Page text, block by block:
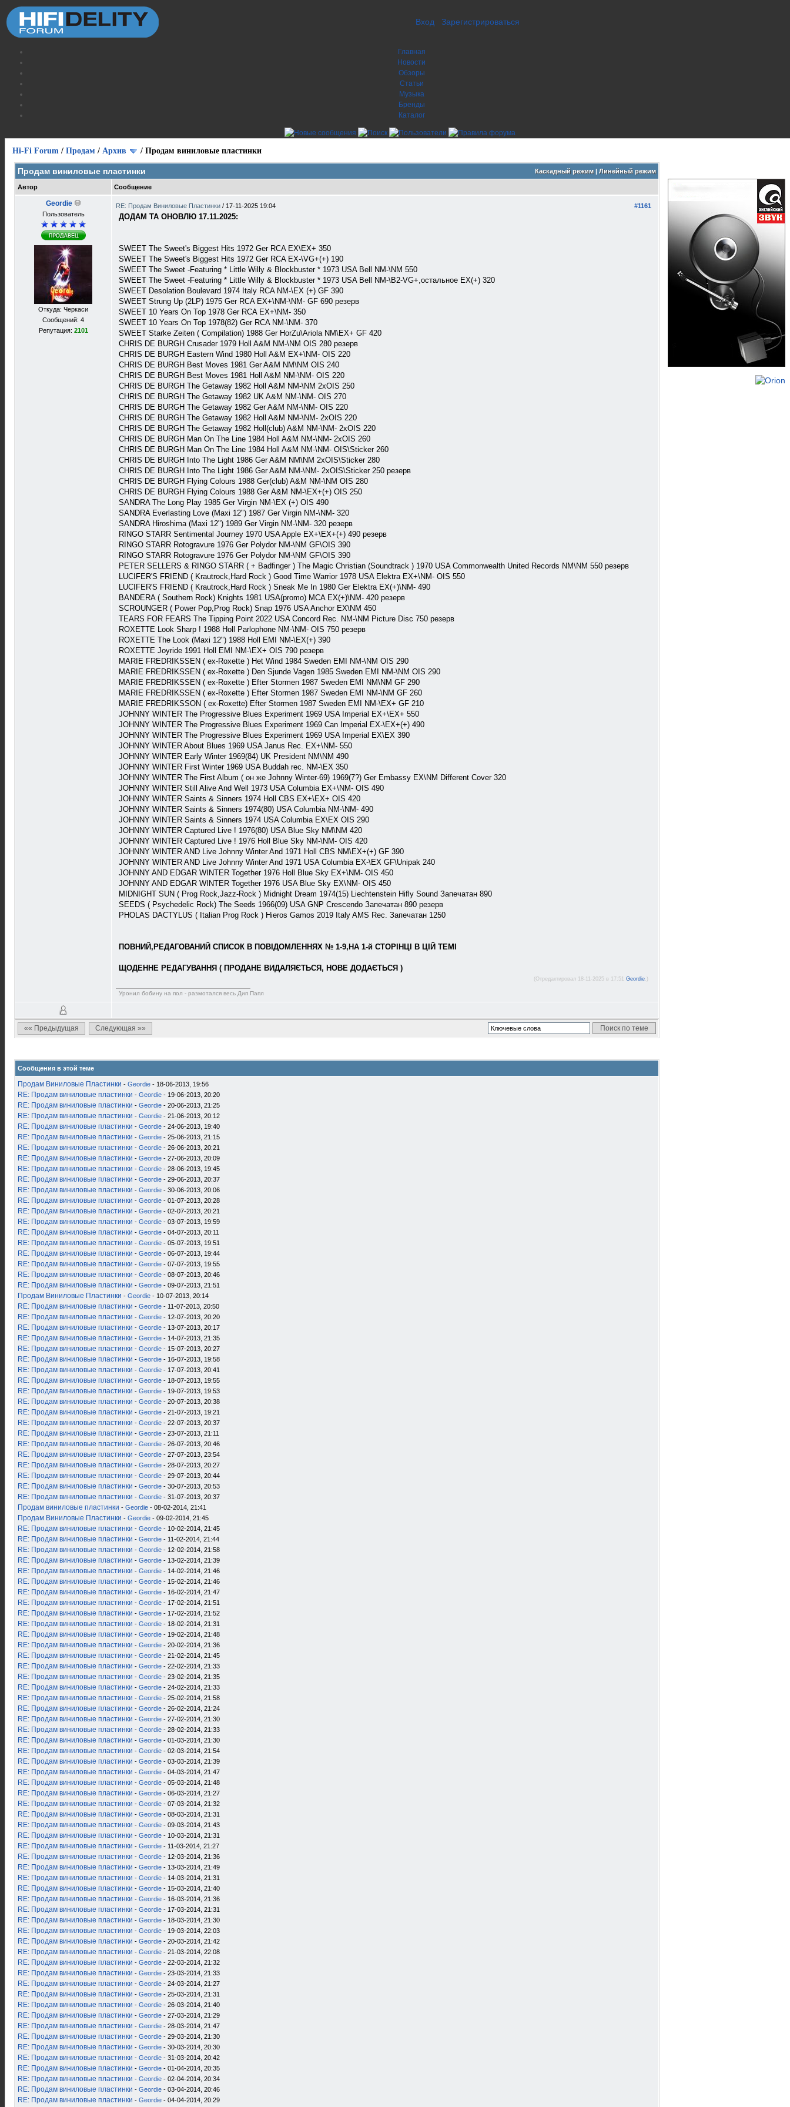
Вход Зарегистрироваться
Главная
Новости
Обзоры
Статьи
Музыка
Бренды
Каталог
Hi-Fi Forum / Продам / Архив / Продам виниловые пластинки
Каскадный режим| Линейный режим
Продам виниловые пластинки
Автор Сообщение
Geordie
Пользователь
Откуда: Черкаси
Сообщений: 4
Репутация: 2101
#1161
RE: Продам Виниловые Пластинки / 17-11-2025 19:04
ДОДАМ ТА ОНОВЛЮ 17.11.2025:
SWEET The Sweet's Biggest Hits 1972 Ger RCA EX\EX+ 350
SWEET The Sweet's Biggest Hits 1972 Ger RCA EX-\VG+(+) 190
SWEET The Sweet -Featuring * Little Willy & Blockbuster * 1973 USA Bell NM-\NM 550
SWEET The Sweet -Featuring * Little Willy & Blockbuster * 1973 USA Bell NM-\B2-VG+,остальное EX(+) 320
SWEET Desolation Boulevard 1974 Italy RCA NM-\EX (+) GF 390
SWEET Strung Up (2LP) 1975 Ger RCA EX+\NM-\NM- GF 690 резерв
SWEET 10 Years On Top 1978 Ger RCA EX+\NM- 350
SWEET 10 Years On Top 1978(82) Ger RCA NM-\NM- 370
SWEET Starke Zeiten ( Compilation) 1988 Ger HorZu\Ariola NM\EX+ GF 420
CHRIS DE BURGH Crusader 1979 Holl A&M NM-\NM OIS 280 резерв
CHRIS DE BURGH Eastern Wind 1980 Holl A&M EX+\NM- OIS 220
CHRIS DE BURGH Best Moves 1981 Ger A&M NM\NM OIS 240
CHRIS DE BURGH Best Moves 1981 Holl A&M NM-\NM- OIS 220
CHRIS DE BURGH The Getaway 1982 Holl A&M NM-\NM 2xOIS 250
CHRIS DE BURGH The Getaway 1982 UK A&M NM-\NM- OIS 270
CHRIS DE BURGH The Getaway 1982 Ger A&M NM-\NM- OIS 220
CHRIS DE BURGH The Getaway 1982 Holl A&M NM-\NM- 2xOIS 220
CHRIS DE BURGH The Getaway 1982 Holl(club) A&M NM-\NM- 2xOIS 220
CHRIS DE BURGH Man On The Line 1984 Holl A&M NM-\NM- 2xOIS 260
CHRIS DE BURGH Man On The Line 1984 Holl A&M NM-\NM- OIS\Sticker 260
CHRIS DE BURGH Into The Light 1986 Ger A&M NM\NM 2xOIS\Sticker 280
CHRIS DE BURGH Into The Light 1986 Ger A&M NM-\NM- 2xOIS\Sticker 250 резерв
CHRIS DE BURGH Flying Colours 1988 Ger(club) A&M NM-\NM OIS 280
CHRIS DE BURGH Flying Colours 1988 Ger A&M NM-\EX+(+) OIS 250
SANDRA The Long Play 1985 Ger Virgin NM-\EX (+) OIS 490
SANDRA Everlasting Love (Maxi 12") 1987 Ger Virgin NM-\NM- 320
SANDRA Hiroshima (Maxi 12") 1989 Ger Virgin NM-\NM- 320 резерв
RINGO STARR Sentimental Journey 1970 USA Apple EX+\EX+(+) 490 резерв
RINGO STARR Rotogravure 1976 Ger Polydor NM-\NM GF\OIS 390
RINGO STARR Rotogravure 1976 Ger Polydor NM-\NM GF\OIS 390
PETER SELLERS & RINGO STARR ( + Badfinger ) The Magic Christian (Soundtrack ) 1970 USA Commonwealth United Records NM\NM 550 резерв
LUCIFER'S FRIEND ( Krautrock,Hard Rock ) Good Time Warrior 1978 USA Elektra EX+\NM- OIS 550
LUCIFER'S FRIEND ( Krautrock,Hard Rock ) Sneak Me In 1980 Ger Elektra EX(+)\NM- 490
BANDERA ( Southern Rock) Knights 1981 USA(promo) MCA EX(+)\NM- 420 резерв
SCROUNGER ( Power Pop,Prog Rock) Snap 1976 USA Anchor EX\NM 450
TEARS FOR FEARS The Tipping Point 2022 USA Concord Rec. NM-\NM Picture Disc 750 резерв
ROXETTE Look Sharp ! 1988 Holl Parlophone NM-\NM- OIS 750 резерв
ROXETTE The Look (Maxi 12") 1988 Holl EMI NM-\EX(+) 390
ROXETTE Joyride 1991 Holl EMI NM-\EX+ OIS 790 резерв
MARIE FREDRIKSSEN ( ex-Roxette ) Het Wind 1984 Sweden EMI NM-\NM OIS 290
MARIE FREDRIKSSEN ( ex-Roxette ) Den Sjunde Vagen 1985 Sweden EMI NM-\NM OIS 290
MARIE FREDRIKSSEN ( ex-Roxette ) Efter Stormen 1987 Sweden EMI NM\NM GF 290
MARIE FREDRIKSSEN ( ex-Roxette ) Efter Stormen 1987 Sweden EMI NM-\NM GF 260
MARIE FREDRIKSSON ( ex-Roxette) Efter Stormen 1987 Sweden EMI NM-\EX+ GF 210
JOHNNY WINTER The Progressive Blues Experiment 1969 USA Imperial EX+\EX+ 550
JOHNNY WINTER The Progressive Blues Experiment 1969 Can Imperial EX-\EX+(+) 490
JOHNNY WINTER The Progressive Blues Experiment 1969 USA Imperial EX\EX 390
JOHNNY WINTER About Blues 1969 USA Janus Rec. EX+\NM- 550
JOHNNY WINTER Early Winter 1969(84) UK President NM\NM 490
JOHNNY WINTER First Winter 1969 USA Buddah rec. NM-\EX 350
JOHNNY WINTER The First Album ( он же Johnny Winter-69) 1969(7?) Ger Embassy EX\NM Different Cover 320
JOHNNY WINTER Still Alive And Well 1973 USA Columbia EX+\NM- OIS 490
JOHNNY WINTER Saints & Sinners 1974 Holl CBS EX+\EX+ OIS 420
JOHNNY WINTER Saints & Sinners 1974(80) USA Columbia NM-\NM- 490
JOHNNY WINTER Saints & Sinners 1974 USA Columbia EX\EX OIS 290
JOHNNY WINTER Captured Live ! 1976(80) USA Blue Sky NM\NM 420
JOHNNY WINTER Captured Live ! 1976 Holl Blue Sky NM-\NM- OIS 420
JOHNNY WINTER AND Live Johnny Winter And 1971 Holl CBS NM\EX+(+) GF 390
JOHNNY WINTER AND Live Johnny Winter And 1971 USA Columbia EX-\EX GF\Unipak 240
JOHNNY AND EDGAR WINTER Together 1976 Holl Blue Sky EX+\NM- OIS 450
JOHNNY AND EDGAR WINTER Together 1976 USA Blue Sky EX\NM- OIS 450
MIDNIGHT SUN ( Prog Rock,Jazz-Rock ) Midnight Dream 1974(15) Liechtenstein Hifly Sound Запечатан 890
SEEDS ( Psychedelic Rock) The Seeds 1966(09) USA GNP Crescendo Запечатан 890 резерв
PHOLAS DACTYLUS ( Italian Prog Rock ) Hieros Gamos 2019 Italy AMS Rec. Запечатан 1250
ПОВНИЙ,РЕДАГОВАНИЙ СПИСОК В ПОВІДОМЛЕННЯХ № 1-9,НА 1-й СТОРІНЦІ В ЦІЙ ТЕМІ
ЩОДЕННЕ РЕДАГУВАННЯ ( ПРОДАНЕ ВИДАЛЯЄТЬСЯ, НОВЕ ДОДАЄТЬСЯ )
(Отредактировал 18-11-2025 в 17:51 Geordie.)
Уронил бобину на пол - размотался весь Дип Папл
«« Предыдущая Следующая »»
Сообщения в этой теме
Продам Виниловые Пластинки - Geordie - 18-06-2013, 19:56
RE: Продам виниловые пластинки - Geordie - 19-06-2013, 20:20
RE: Продам виниловые пластинки - Geordie - 20-06-2013, 21:25
RE: Продам виниловые пластинки - Geordie - 21-06-2013, 20:12
RE: Продам виниловые пластинки - Geordie - 24-06-2013, 19:40
RE: Продам виниловые пластинки - Geordie - 25-06-2013, 21:15
RE: Продам виниловые пластинки - Geordie - 26-06-2013, 20:21
RE: Продам виниловые пластинки - Geordie - 27-06-2013, 20:09
RE: Продам виниловые пластинки - Geordie - 28-06-2013, 19:45
RE: Продам виниловые пластинки - Geordie - 29-06-2013, 20:37
RE: Продам виниловые пластинки - Geordie - 30-06-2013, 20:06
RE: Продам виниловые пластинки - Geordie - 01-07-2013, 20:28
RE: Продам виниловые пластинки - Geordie - 02-07-2013, 20:21
RE: Продам виниловые пластинки - Geordie - 03-07-2013, 19:59
RE: Продам виниловые пластинки - Geordie - 04-07-2013, 20:11
RE: Продам виниловые пластинки - Geordie - 05-07-2013, 19:51
RE: Продам виниловые пластинки - Geordie - 06-07-2013, 19:44
RE: Продам виниловые пластинки - Geordie - 07-07-2013, 19:55
RE: Продам виниловые пластинки - Geordie - 08-07-2013, 20:46
RE: Продам виниловые пластинки - Geordie - 09-07-2013, 21:51
Продам Виниловые Пластинки - Geordie - 10-07-2013, 20:14
RE: Продам виниловые пластинки - Geordie - 11-07-2013, 20:50
RE: Продам виниловые пластинки - Geordie - 12-07-2013, 20:20
RE: Продам виниловые пластинки - Geordie - 13-07-2013, 20:17
RE: Продам виниловые пластинки - Geordie - 14-07-2013, 21:35
RE: Продам виниловые пластинки - Geordie - 15-07-2013, 20:27
RE: Продам виниловые пластинки - Geordie - 16-07-2013, 19:58
RE: Продам виниловые пластинки - Geordie - 17-07-2013, 20:41
RE: Продам виниловые пластинки - Geordie - 18-07-2013, 19:55
RE: Продам виниловые пластинки - Geordie - 19-07-2013, 19:53
RE: Продам виниловые пластинки - Geordie - 20-07-2013, 20:38
RE: Продам виниловые пластинки - Geordie - 21-07-2013, 19:21
RE: Продам виниловые пластинки - Geordie - 22-07-2013, 20:37
RE: Продам виниловые пластинки - Geordie - 23-07-2013, 21:11
RE: Продам виниловые пластинки - Geordie - 26-07-2013, 20:46
RE: Продам виниловые пластинки - Geordie - 27-07-2013, 23:54
RE: Продам виниловые пластинки - Geordie - 28-07-2013, 20:27
RE: Продам виниловые пластинки - Geordie - 29-07-2013, 20:44
RE: Продам виниловые пластинки - Geordie - 30-07-2013, 20:53
RE: Продам виниловые пластинки - Geordie - 31-07-2013, 20:37
Продам виниловые пластинки - Geordie - 08-02-2014, 21:41
Продам Виниловые Пластинки - Geordie - 09-02-2014, 21:45
RE: Продам виниловые пластинки - Geordie - 10-02-2014, 21:45
RE: Продам виниловые пластинки - Geordie - 11-02-2014, 21:44
RE: Продам виниловые пластинки - Geordie - 12-02-2014, 21:58
RE: Продам виниловые пластинки - Geordie - 13-02-2014, 21:39
RE: Продам виниловые пластинки - Geordie - 14-02-2014, 21:46
RE: Продам виниловые пластинки - Geordie - 15-02-2014, 21:46
RE: Продам виниловые пластинки - Geordie - 16-02-2014, 21:47
RE: Продам виниловые пластинки - Geordie - 17-02-2014, 21:51
RE: Продам виниловые пластинки - Geordie - 17-02-2014, 21:52
RE: Продам виниловые пластинки - Geordie - 18-02-2014, 21:31
RE: Продам виниловые пластинки - Geordie - 19-02-2014, 21:48
RE: Продам виниловые пластинки - Geordie - 20-02-2014, 21:36
RE: Продам виниловые пластинки - Geordie - 21-02-2014, 21:45
RE: Продам виниловые пластинки - Geordie - 22-02-2014, 21:33
RE: Продам виниловые пластинки - Geordie - 23-02-2014, 21:35
RE: Продам виниловые пластинки - Geordie - 24-02-2014, 21:33
RE: Продам виниловые пластинки - Geordie - 25-02-2014, 21:58
RE: Продам виниловые пластинки - Geordie - 26-02-2014, 21:24
RE: Продам виниловые пластинки - Geordie - 27-02-2014, 21:30
RE: Продам виниловые пластинки - Geordie - 28-02-2014, 21:33
RE: Продам виниловые пластинки - Geordie - 01-03-2014, 21:30
RE: Продам виниловые пластинки - Geordie - 02-03-2014, 21:54
RE: Продам виниловые пластинки - Geordie - 03-03-2014, 21:39
RE: Продам виниловые пластинки - Geordie - 04-03-2014, 21:47
RE: Продам виниловые пластинки - Geordie - 05-03-2014, 21:48
RE: Продам виниловые пластинки - Geordie - 06-03-2014, 21:27
RE: Продам виниловые пластинки - Geordie - 07-03-2014, 21:32
RE: Продам виниловые пластинки - Geordie - 08-03-2014, 21:31
RE: Продам виниловые пластинки - Geordie - 09-03-2014, 21:43
RE: Продам виниловые пластинки - Geordie - 10-03-2014, 21:31
RE: Продам виниловые пластинки - Geordie - 11-03-2014, 21:27
RE: Продам виниловые пластинки - Geordie - 12-03-2014, 21:36
RE: Продам виниловые пластинки - Geordie - 13-03-2014, 21:49
RE: Продам виниловые пластинки - Geordie - 14-03-2014, 21:31
RE: Продам виниловые пластинки - Geordie - 15-03-2014, 21:40
RE: Продам виниловые пластинки - Geordie - 16-03-2014, 21:36
RE: Продам виниловые пластинки - Geordie - 17-03-2014, 21:31
RE: Продам виниловые пластинки - Geordie - 18-03-2014, 21:30
RE: Продам виниловые пластинки - Geordie - 19-03-2014, 22:03
RE: Продам виниловые пластинки - Geordie - 20-03-2014, 21:42
RE: Продам виниловые пластинки - Geordie - 21-03-2014, 22:08
RE: Продам виниловые пластинки - Geordie - 22-03-2014, 21:32
RE: Продам виниловые пластинки - Geordie - 23-03-2014, 21:33
RE: Продам виниловые пластинки - Geordie - 24-03-2014, 21:27
RE: Продам виниловые пластинки - Geordie - 25-03-2014, 21:31
RE: Продам виниловые пластинки - Geordie - 26-03-2014, 21:40
RE: Продам виниловые пластинки - Geordie - 27-03-2014, 21:29
RE: Продам виниловые пластинки - Geordie - 28-03-2014, 21:47
RE: Продам виниловые пластинки - Geordie - 29-03-2014, 21:30
RE: Продам виниловые пластинки - Geordie - 30-03-2014, 20:30
RE: Продам виниловые пластинки - Geordie - 31-03-2014, 20:42
RE: Продам виниловые пластинки - Geordie - 01-04-2014, 20:35
RE: Продам виниловые пластинки - Geordie - 02-04-2014, 20:34
RE: Продам виниловые пластинки - Geordie - 03-04-2014, 20:46
RE: Продам виниловые пластинки - Geordie - 04-04-2014, 20:29